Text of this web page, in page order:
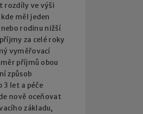
rozdíly ve výši
měl jeden
rodinu nižší
za celé roky
vyměřovací
příjmů obou
způsob
3 let a péče
nově oceňovat
základu,